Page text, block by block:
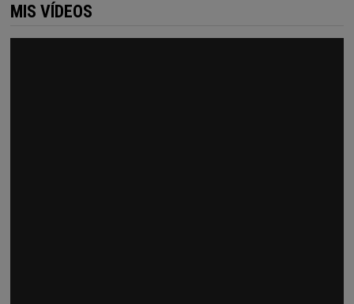
MIS VÍDEOS